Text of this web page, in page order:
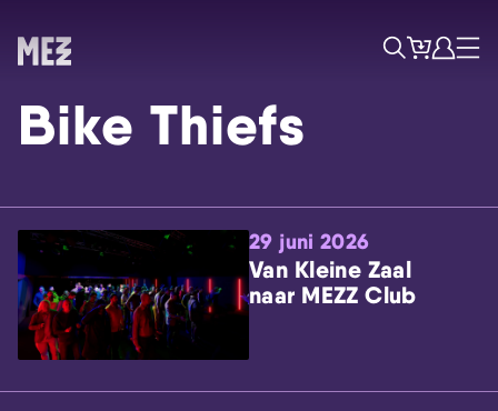
Skip navigatie
ZoekTicketsAccount
Menu
Bike Thiefs
29 juni 2026
Van Kleine Zaal
naar MEZZ Club